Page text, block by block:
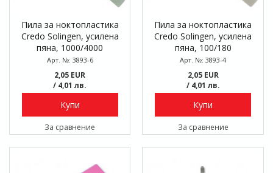
Пила за ноктопластика
Credo Solingen, усилена
пяна, 1000/4000
Арт. №: 3893-6
2,05 EUR
/ 4,01 лв.
Купи
За сравнение
Пила за ноктопластика
Credo Solingen, усилена
пяна, 100/180
Арт. №: 3893-4
2,05 EUR
/ 4,01 лв.
Купи
За сравнение